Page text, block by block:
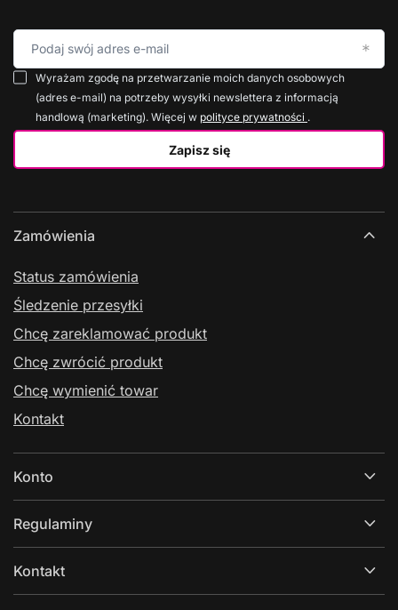
Podaj swój adres e-mail
Zapisz się
Wyrażam zgodę na przetwarzanie moich danych osobowych
(adres e-mail) na potrzeby wysyłki newslettera z informacją
handlową (marketing). Więcej w polityce prywatności .
Zamówienia
Status zamówienia
Śledzenie przesyłki
Chcę zareklamować produkt
Chcę zwrócić produkt
Chcę wymienić towar
Kontakt
Konto
Regulaminy
Kontakt